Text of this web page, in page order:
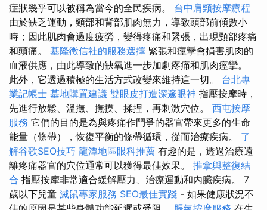
症狀幾乎可以被稱為當今的全民疾病。 台中肩頸按摩療程
由於缺乏運動，頸部和背部肌肉無力，導致頭部前傾數小
時；因此肌肉會過度疲勞，變得疼痛和緊張，出現頸部疼痛
和頭痛。 基隆徵信社的服務選擇 緊張和痙攣會損害肌肉的
血液供應，由此導致的缺氧進一步加劇疼痛和肌肉痙攣。
此外，它透過積極的生活方式改變來維持這一切。 台北專
業記帳士 墓地購置建議 雙眼皮打造深邃眼神 指壓按摩時，
先進行放鬆、溫撫、撫摸、揉捏，再刺激穴位。 西屯按摩
服務 它們的目的是為與疼痛作鬥爭的器官帶來更多的生命
能量（條帶），恢復平衡的條帶循環，從而治療疾病。 了
解谷歌SEO技巧 龍潭地區眼科推薦 有趣的是，透過治療遠
離疼痛器官的穴位通常可以獲得最佳效果。 推拿與整復結
合 指壓按摩非常適合緩解壓力、治療運動和內臟疾病。 7
歲以下兒童 滅鼠專家服務 SEO最佳實踐 - 如果健康狀況不